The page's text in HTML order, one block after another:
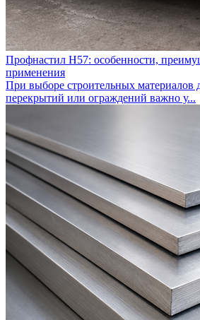
Профнастил Н57: особенности,
применения
При выборе строительных материалов
перекрытий или ограждений важно у...